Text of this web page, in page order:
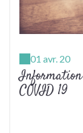
01 avr. 20
Information
COVID 19